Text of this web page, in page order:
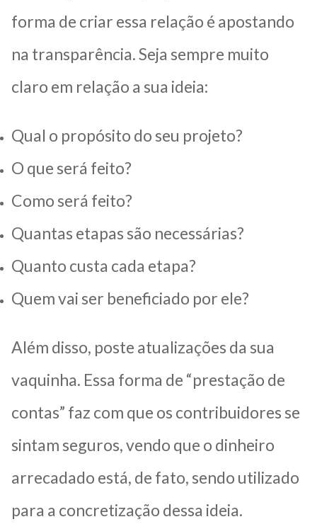
forma de criar essa relação é apostando
na transparência. Seja sempre muito
claro em relação a sua ideia:
Qual o propósito do seu projeto?
O que será feito?
Como será feito?
Quantas etapas são necessárias?
Quanto custa cada etapa?
Quem vai ser beneficiado por ele?
Além disso, poste atualizações da sua
vaquinha. Essa forma de “prestação de
contas” faz com que os contribuidores se
sintam seguros, vendo que o dinheiro
arrecadado está, de fato, sendo utilizado
para a concretização dessa ideia.